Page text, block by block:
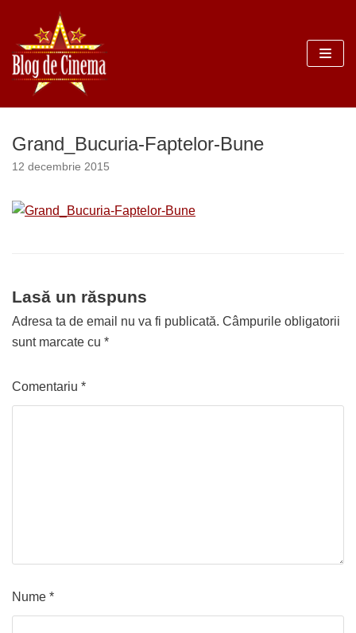
Sari
la
conținut
Grand_Bucuria-Faptelor-Bune
12 decembrie 2015
Lasă un răspuns
Adresa ta de email nu va fi publicată. Câmpurile obligatorii
sunt marcate cu *
Comentariu *
Nume *